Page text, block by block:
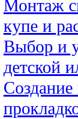
Монтаж
купе и
Выбор и
детской